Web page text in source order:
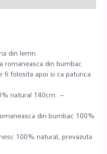
din lemn.
romaneasca din bumbac
folosita apoi si ca paturica.
natural 140cm. –
din bumbac 100%
100% natural, prevazuta